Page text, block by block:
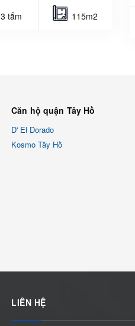
3 tắm 115m2
Căn hộ quận Tây Hồ
D' El Dorado
Kosmo Tây Hồ
LIÊN HỆ